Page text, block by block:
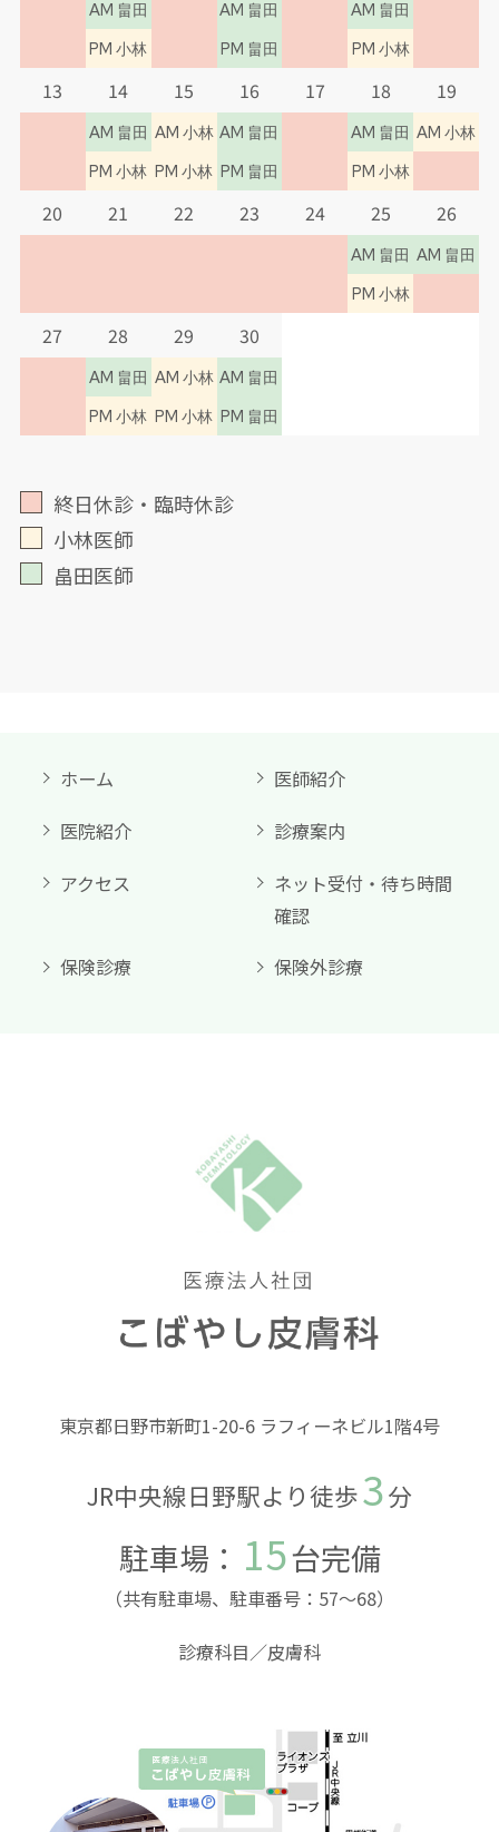
2025.04.02
【クリニックからお知らせ】
・4月より第1・第3月曜の午前診療は「畠田
医師」の診療です
・土曜の担当はカレンダーをご参照下さい
【クリニックからお知らせ】
2023年4月より毎週水曜日は「畠田医師」の
診療となります。
2020.04.14
【新型コロナウィルス感染予防について】
④ 職員のマスク着用、手洗いと手指消毒の
受診される皆様にも
① 原則マスクの着用
③ 待合室の人数を減らすためアイチケット
【クリニックからお知らせ】
2019年4月1日付で、当院看護師3名が「
2018.05.18
【土曜日の昼休憩について】
患者数増加に伴い、土曜日に限り受付番号
70番の患者様の診療終了時から約30分の休
70番診療までの間はアイチケットに掲示さ
れている時間よりもおおよそ30分遅くなり
ますのでご了承下さい。
AM 畠田
PM 小林
AM 畠田
PM 畠田
AM 畠田
PM 小林
13 14
AM 畠田
PM 小林
15
AM 小林
PM 小林
16
AM 畠田
PM 畠田
17 18
AM 畠田
PM 小林
19
AM 小林
20 21 22 23 24 25
AM 畠田
PM 小林
26
AM 畠田
27 28
AM 畠田
PM 小林
29
AM 小林
PM 小林
30
AM 畠田
PM 畠田
終日休診・臨時休診
小林医師
畠田医師
ホーム
医師紹介
医院紹介
診療案内
アクセス
ネット受付・待ち時間
確認
保険診療
保険外診療
東京都日野市新町1-20-6 ラフィーネビル1階4号
JR中央線日野駅より徒歩3分
駐車場： 15台完備
（共有駐車場、駐車番号：57～68）
診療科目／皮膚科